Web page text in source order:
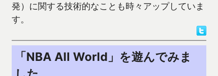
発）に関する技術的なことも時々アップしていま
す。
「NBA All World」を遊んでみま